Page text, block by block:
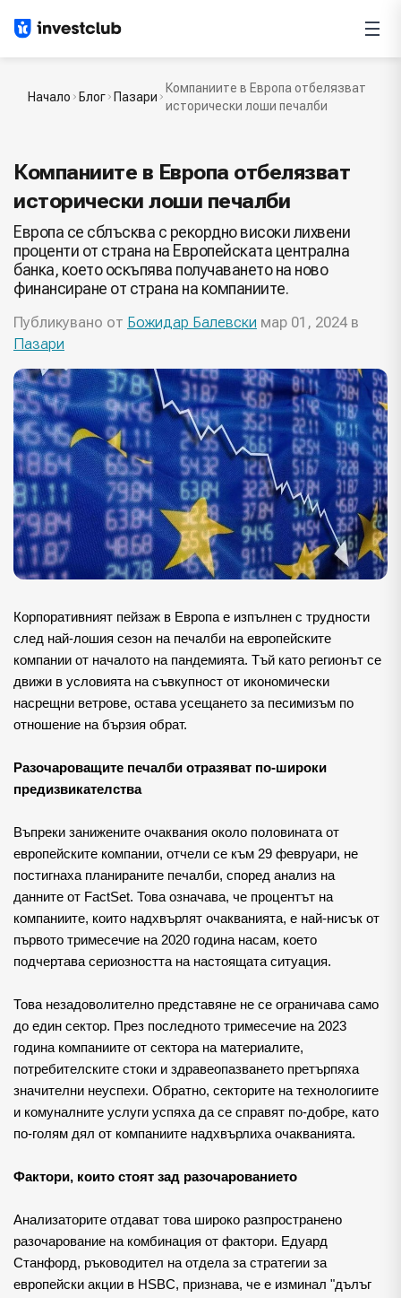
Начало Блог Пазари
Компаниите в Европа отбелязват
исторически лоши печалби
Компаниите в Европа отбелязват
исторически лоши печалби
Европа се сблъсква с рекордно високи лихвени
проценти от страна на Европейската централна
банка, което оскъпява получаването на ново
финансиране от страна на компаниите.
Публикувано от Божидар Балевски мар 01, 2024 в
Пазари
Корпоративният пейзаж в Европа е изпълнен с трудности
след най-лошия сезон на печалби на европейските
компании от началото на пандемията. Тъй като регионът се
движи в условията на съвкупност от икономически
насрещни ветрове, остава усещането за песимизъм по
отношение на бързия обрат.
Разочароващите печалби отразяват по-широки
предизвикателства
Въпреки занижените очаквания около половината от
европейските компании, отчели се към 29 февруари, не
постигнаха планираните печалби, според анализ на
данните от FactSet. Това означава, че процентът на
компаниите, които надхвърлят очакванията, е най-нисък от
първото тримесечие на 2020 година насам, което
подчертава сериозността на настоящата ситуация.
Това незадоволително представяне не се ограничава само
до един сектор. През последното тримесечие на 2023
година компаниите от сектора на материалите,
потребителските стоки и здравеопазването претърпяха
значителни неуспехи. Обратно, секторите на технологиите
и комуналните услуги успяха да се справят по-добре, като
по-голям дял от компаниите надхвърлиха очакванията.
Фактори, които стоят зад разочарованието
Анализаторите отдават това широко разпространено
разочарование на комбинация от фактори. Едуард
Станфорд, ръководител на отдела за стратегии за
европейски акции в HSBC, признава, че е изминал "дълъг